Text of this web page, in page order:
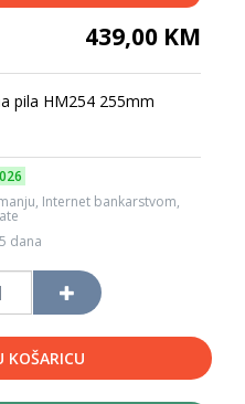
439,00 KM
pila HM254 255mm
Internet bankarstvom,
dana
KOŠARICU